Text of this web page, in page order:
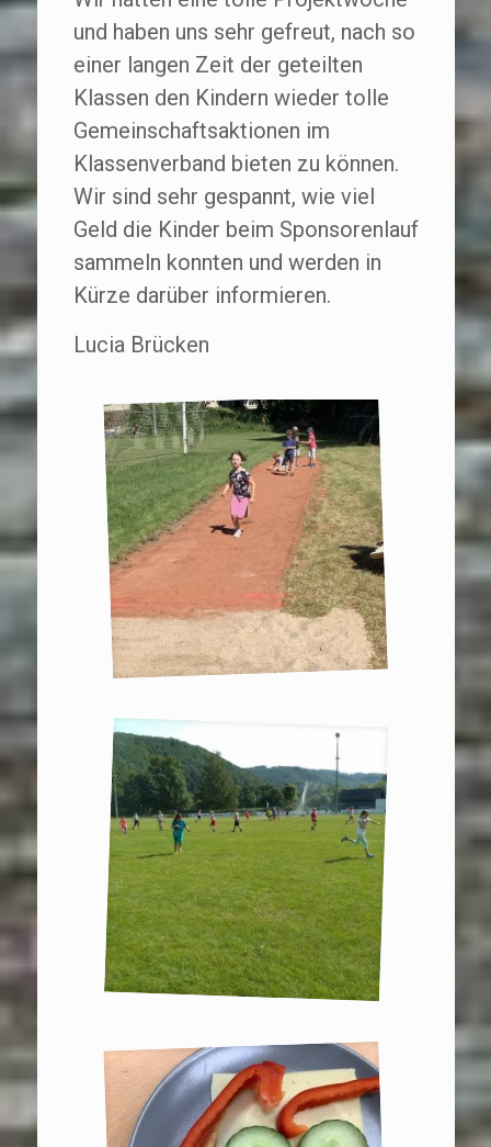
und haben uns sehr gefreut, nach so
einer langen Zeit der geteilten
Klassen den Kindern wieder tolle
Gemeinschaftsaktionen im
Klassenverband bieten zu können.
Wir sind sehr gespannt, wie viel
Geld die Kinder beim Sponsorenlauf
sammeln konnten und werden in
Kürze darüber informieren.
Lucia Brücken